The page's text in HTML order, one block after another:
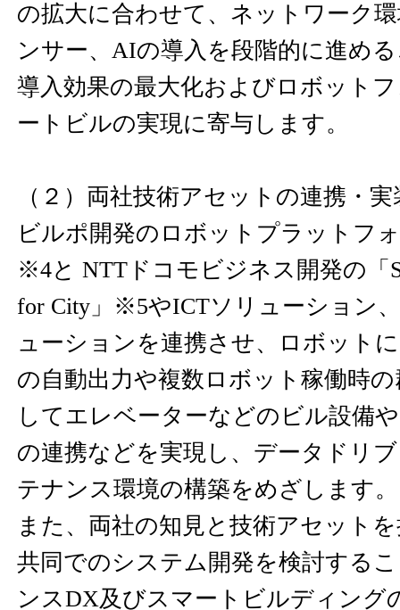
の拡大に合わせて、ネットワーク
ンサー、AIの導入を段階的に進め
導入効果の最大化およびロボット
ートビルの実現に寄与します。
（２）両社技術アセットの連携・
ビルポ開発のロボットプラットフ
※4と NTTドコモビジネス開発の「
for City」※5やICTソリューション
ューションを連携させ、ロボット
の自動出力や複数ロボット稼働時
してエレベーターなどのビル設備
の連携などを実現し、データドリ
テナンス環境の構築をめざします。
また、両社の知見と技術アセット
共同でのシステム開発を検討する
ンスDX及びスマートビルディング